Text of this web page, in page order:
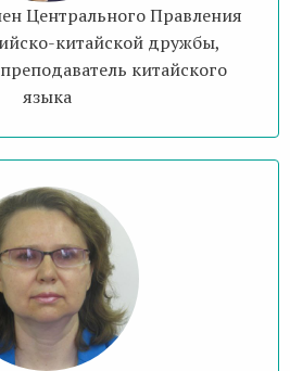
Центрального Правления
китайской дружбы,
китайского
языка